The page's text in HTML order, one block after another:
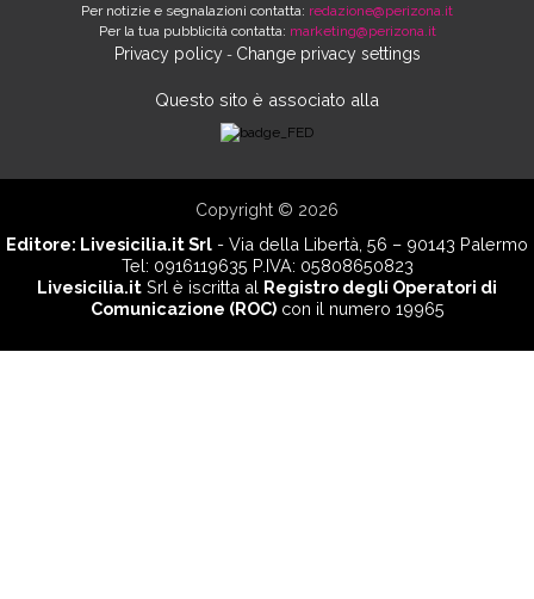
Per notizie e segnalazioni contatta: redazione@perizona.it
Per la tua pubblicità contatta: marketing@perizona.it
Privacy policy- Change privacy settings
Questo sito è associato alla
Copyright © 2026
Editore: Livesicilia.it Srl - Via della Libertà, 56 – 90143 Palermo
Tel: 0916119635 P.IVA: 05808650823
Livesicilia.it Srl è iscritta al Registro degli Operatori di
Comunicazione (ROC)con il numero 19965